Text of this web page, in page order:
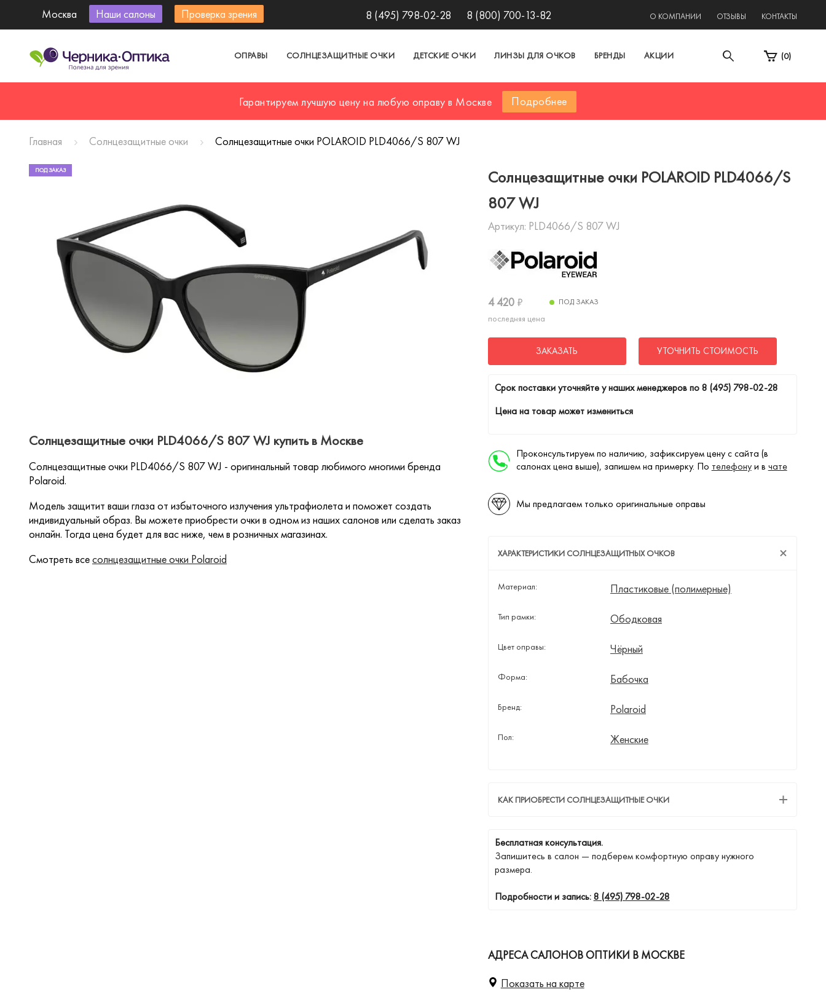
Москва Наши салоны Проверка зрения 8 (495) 798-02-28 8 (800) 700-13-82 О КОМПАНИИ ОТЗЫВЫ КОНТАКТЫ
ОПРАВЫ СОЛНЦЕЗАЩИТНЫЕ ОЧКИ ДЕТСКИЕ ОЧКИ ЛИНЗЫ ДЛЯ ОЧКОВ БРЕНДЫ АКЦИИ (0)
Гарантируем лучшую цену на любую оправу в Москве Подробнее
Главная Солнцезащитные очки Солнцезащитные очки POLAROID PLD4066/S 807 WJ
Солнцезащитные очки POLAROID PLD4066/S
807 WJ
Артикул: PLD4066/S 807 WJ
4 420 ₽
последняя цена
ПОД ЗАКАЗ
ЗАКАЗАТЬ УТОЧНИТЬ СТОИМОСТЬ
Cрок поставки уточняйте у наших менеджеров по8 (495) 798-02-28
Цена на товар может измениться
Проконсультируем по наличию, зафиксируем цену с сайта (в
салонах цена выше), запишем на примерку. По телефонуи в чате
Мы предлагаем только оригинальные оправы
ХАРАКТЕРИСТИКИ СОЛНЦЕЗАЩИТНЫХ ОЧКОВ
Материал: Пластиковые (полимерные)
Тип рамки: Ободковая
Цвет оправы: Чёрный
Форма: Бабочка
Бренд: Polaroid
Пол: Женские
КАК ПРИОБРЕСТИ СОЛНЦЕЗАЩИТНЫЕ ОЧКИ
Бесплатная консультация.
Запишитесь в салон — подберем комфортную оправу нужного
размера.
Подробности и запись:8 (495) 798-02-28
АДРЕСА САЛОНОВ ОПТИКИ В МОСКВЕ
Показать на карте
ПОД ЗАКАЗ
Солнцезащитные очки PLD4066/S 807 WJ купить в Москве
Солнцезащитные очки PLD4066/S 807 WJ - оригинальный товар любимого многими бренда
Polaroid.
Модель защитит ваши глаза от избыточного излучения ультрафиолета и поможет создать
индивидуальный образ. Вы можете приобрести очки в одном из наших салонов или сделать заказ
онлайн. Тогда цена будет для вас ниже, чем в розничных магазинах.
Смотреть всесолнцезащитные очки Polaroid